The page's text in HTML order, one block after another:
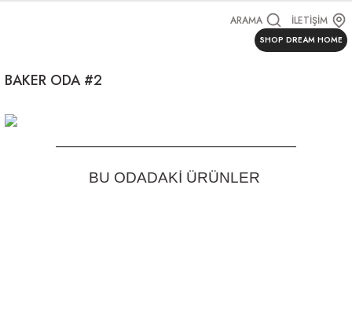
ARAMA İLETİŞİM
SHOP DREAM HOME
BAKER ODA #2
BU ODADAKİ ÜRÜNLER